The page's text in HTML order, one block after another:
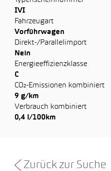
IVI
Fahrzeugart
Vorführwagen
Direkt-/Parallelimport
Nein
Energieeffizienzklasse
C
CO₂-Emissionen kombiniert
9 g/km
Verbrauch kombiniert
0,4 l/100km
Zurück zur Suche